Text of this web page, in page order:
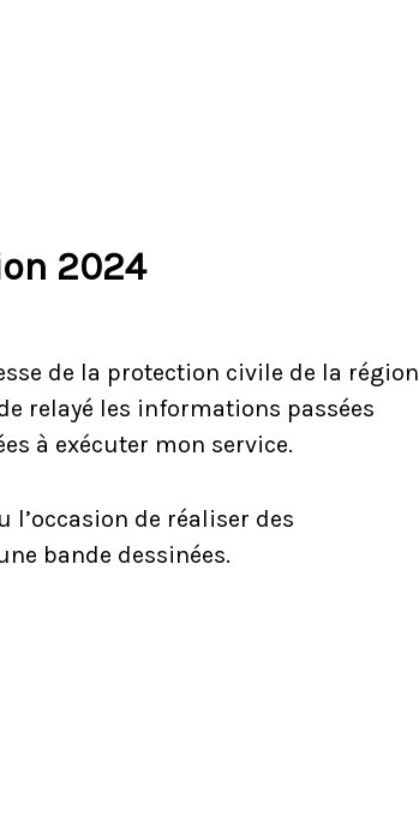
2024
de la protection civile de la région
relayé les informations passées
à exécuter mon service.
l’occasion de réaliser des
bande dessinées.